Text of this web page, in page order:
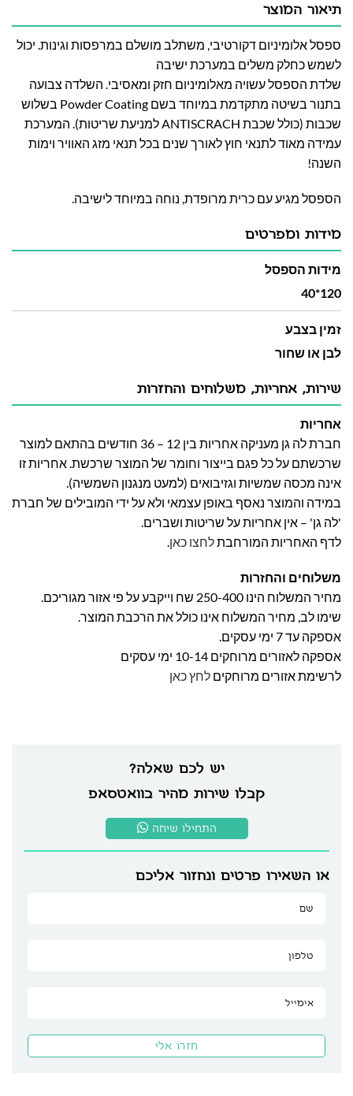
תיאור המוצר
ספסל אלומיניום דקורטיבי, משתלב מושלם במרפסות וגינות. יכול
לשמש כחלק משלים במערכת ישיבה
שלדת הספסל עשויה מאלומיניום חזק ומאסיבי. השלדה צבועה
בתנור בשיטה מתקדמת במיוחד בשם Powder Coating בשלוש
שכבות (כולל שכבת ANTISCRACH למניעת שריטות). המערכת
עמידה מאוד לתנאי חוץ לאורך שנים בכל תנאי מזג האוויר וימות
השנה!
הספסל מגיע עם כרית מרופדת, נוחה במיוחד לישיבה.
מידות ומפרטים
מידות הספסל
120*40
זמין בצבע
לבן או שחור
יש לכם שאלה?
קבלו שירות מהיר בוואטסאפ
התחילו שיחה
או השאירו פרטים ונחזור אליכם
שירות, אחריות, משלוחים והחזרות
אחריות
חברת לה גן מעניקה אחריות בין 12 – 36 חודשים בהתאם למוצר
שרכשתם על כל פגם בייצור וחומר של המוצר שרכשת. אחריות זו
אינה מכסה שמשיות וגזיבואים (למעט מנגנון השמשיה).
במידה והמוצר נאסף באופן עצמאי ולא על ידי המובילים של חברת
'לה גן' – אין אחריות על שריטות ושברים.
לדף האחריות המורחבתלחצו כאן.
משלוחים והחזרות
מחיר המשלוח הינו 250-400 שח וייקבע על פי אזור מגוריכם.
שימו לב, מחיר המשלוח אינו כולל את הרכבת המוצר.
אספקה עד 7 ימי עסקים.
אספקה לאזורים מרוחקים 10-14 ימי עסקים
לרשימת אזורים מרוחקים לחץ כאן